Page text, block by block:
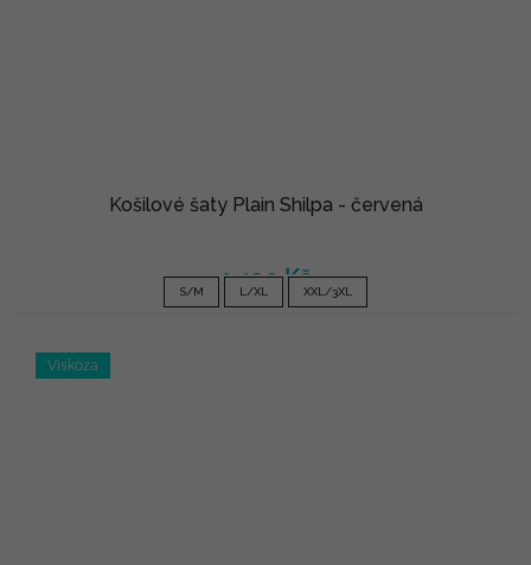
Košilové šaty Plain Shilpa - červená
1 490 Kč
S/M L/XL XXL/3XL
Viskóza